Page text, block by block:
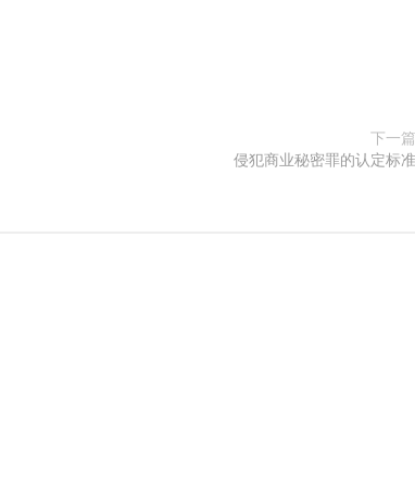
下一篇
侵犯商业秘密罪的认定标准